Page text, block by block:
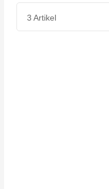
3 Artikel